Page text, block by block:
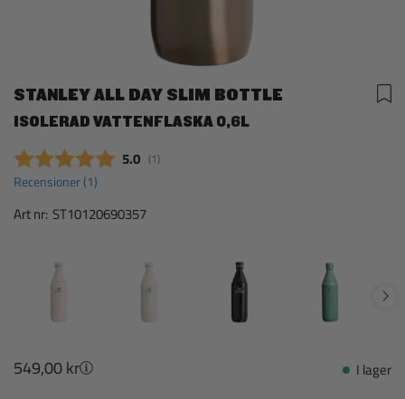
STANLEY ALL DAY SLIM BOTTLE
ISOLERAD VATTENFLASKA 0,6L
Snittbetyg:
5.0 (röster:
1)
Recensioner (1)
Art nr: ST10120690357
549,00 kr
I lager